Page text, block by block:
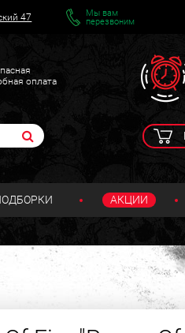
47
Мы вам
перезвоним
оплата
АКЦИИ